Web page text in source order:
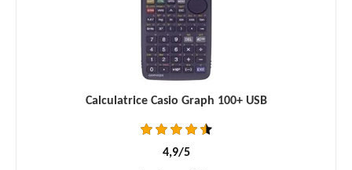
Calculatrice Casio Graph 100+ USB
4,9/5